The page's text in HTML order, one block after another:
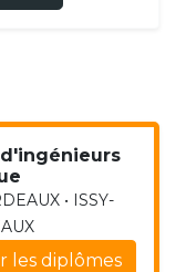
• ISSY-
les diplômes